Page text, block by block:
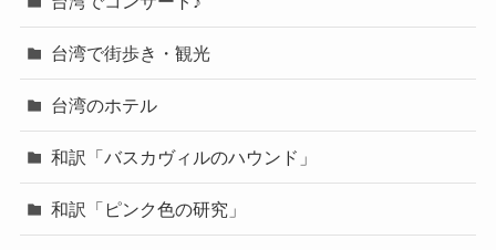
台湾で街歩き・観光
台湾のホテル
和訳「バスカヴィルのハウンド」
和訳「ピンク色の研究」